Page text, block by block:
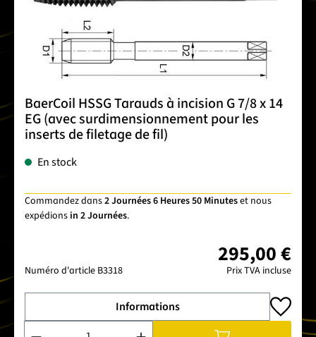
BaerCoil HSSG Tarauds à incision G 7/8 x 14
EG (avec surdimensionnement pour les
inserts de filetage de fil)
En stock
Commandez dans2 Journées 6 Heures 50 Minuteset nous
expédions in 2 Journées.
Numéro d'article B3318
295,00 €
Prix TVA incluse
Informations
Quantité de produit : Entrez la quantité souhaitée ou